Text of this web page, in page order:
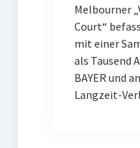
Melbourner
Court“
mit einer
als Tausend
BAYER und
Langzeit-